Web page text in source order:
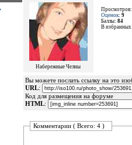
Набережные Челны
Оценок: 9
Баллы: 84
В
Вы можете послать ссылку на это
URL:
Код для размещения на форуме
HTML:
Комментарии ( Всего: 4 )